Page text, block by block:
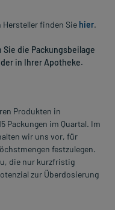
Hersteller finden Sie hier.
die Packungsbeilage
in Ihrer Apotheke.
Produkten in
Packungen im Quartal. Im
wir uns vor, für
festzulegen.
die nur kurzfristig
zur Überdosierung